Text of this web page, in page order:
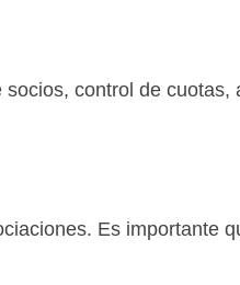
control de cuotas,
Es importante